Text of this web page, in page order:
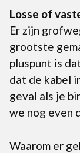
Losse of
Er zijn
grootste
pluspunt is
dat de kabel
geval als je
we nog even
Waarom er